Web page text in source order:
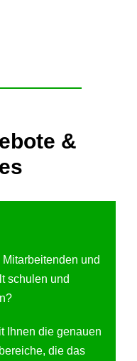
&
und
schulen und
Ihnen die genauen
die das